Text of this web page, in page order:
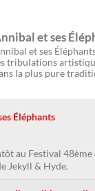
et ses
et ses
tribulations
la plus pure
Éléphants
au Festival 48ème
Jekyll & Hyde.